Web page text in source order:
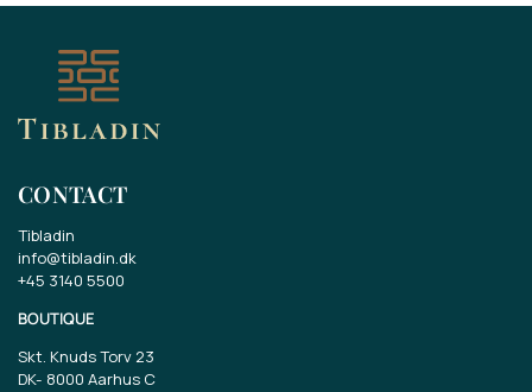
CONTACT
Tibladin
info@tibladin.dk
+45 3140 5500
BOUTIQUE
Skt. Knuds Torv 23
DK- 8000 Aarhus C